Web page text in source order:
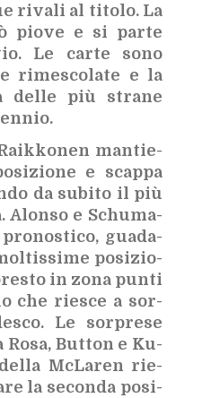
ri­va­li al ti­to­lo. La
pio­ve e si par­te
Le car­te sono
ri­me­sco­la­te e la
del­le più stra­ne
man­tie­
e scap­pa
da su­bi­to il più
Alon­so e Schu­ma­
gua­da­
po­si­zio­
in zona pun­ti
che rie­sce a sor­
Le sor­pre­se
Rosa, But­ton e Ku­
McLa­ren rie­
la se­con­da po­si­